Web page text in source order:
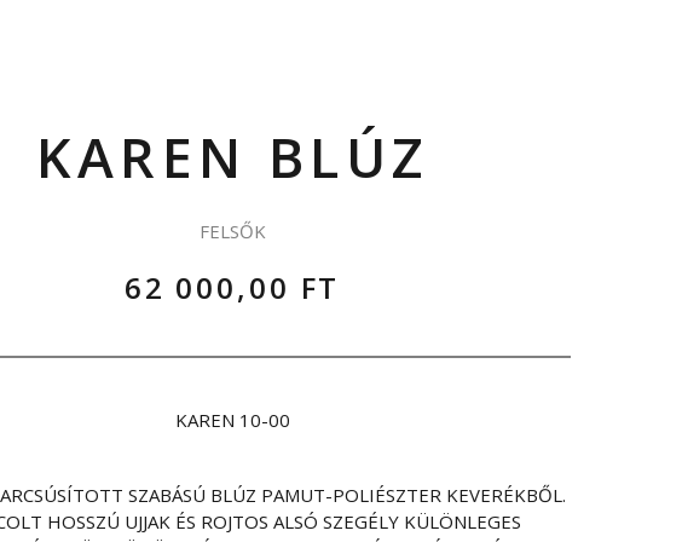
KAREN BLÚZ
FELSŐK
62 000,00 FT
KAREN 10-00
SZABÁSÚ BLÚZ PAMUT-POLIÉSZTER KEVERÉKBŐL.
HOSSZÚ UJJAK ÉS ROJTOS ALSÓ SZEGÉLY KÜLÖNLEGES